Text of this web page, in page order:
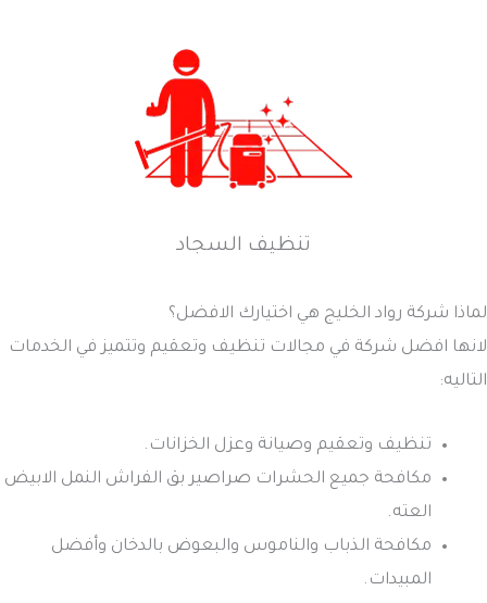
تنظيف السجاد
لماذا شركة رواد الخليج هي اختيارك الافضل؟
لانها افضل شركة في مجالات تنظيف وتعقيم وتتميز في الخدمات
التاليه:
تنظيف وتعقيم وصيانة وعزل الخزانات.
مكافحة جميع الحشرات صراصير بق الفراش النمل الابيض
العته.
مكافحة الذباب والناموس والبعوض بالدخان وأفضل
المبيدات.